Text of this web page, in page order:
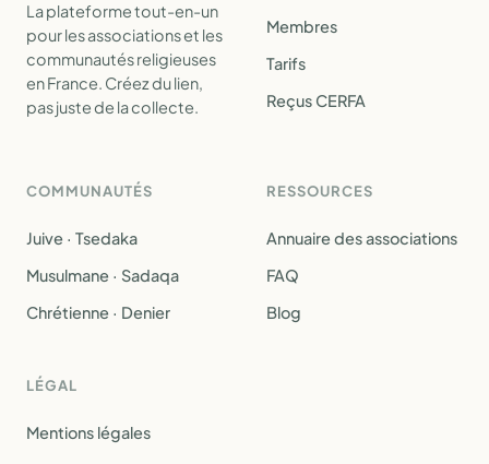
La plateforme tout-en-un
pour les associations et les
communautés religieuses
en France. Créez du lien,
pas juste de la collecte.
Membres
Tarifs
Reçus CERFA
COMMUNAUTÉS
Juive · Tsedaka
Musulmane · Sadaqa
Chrétienne · Denier
RESSOURCES
Annuaire des associations
FAQ
Blog
LÉGAL
Mentions légales